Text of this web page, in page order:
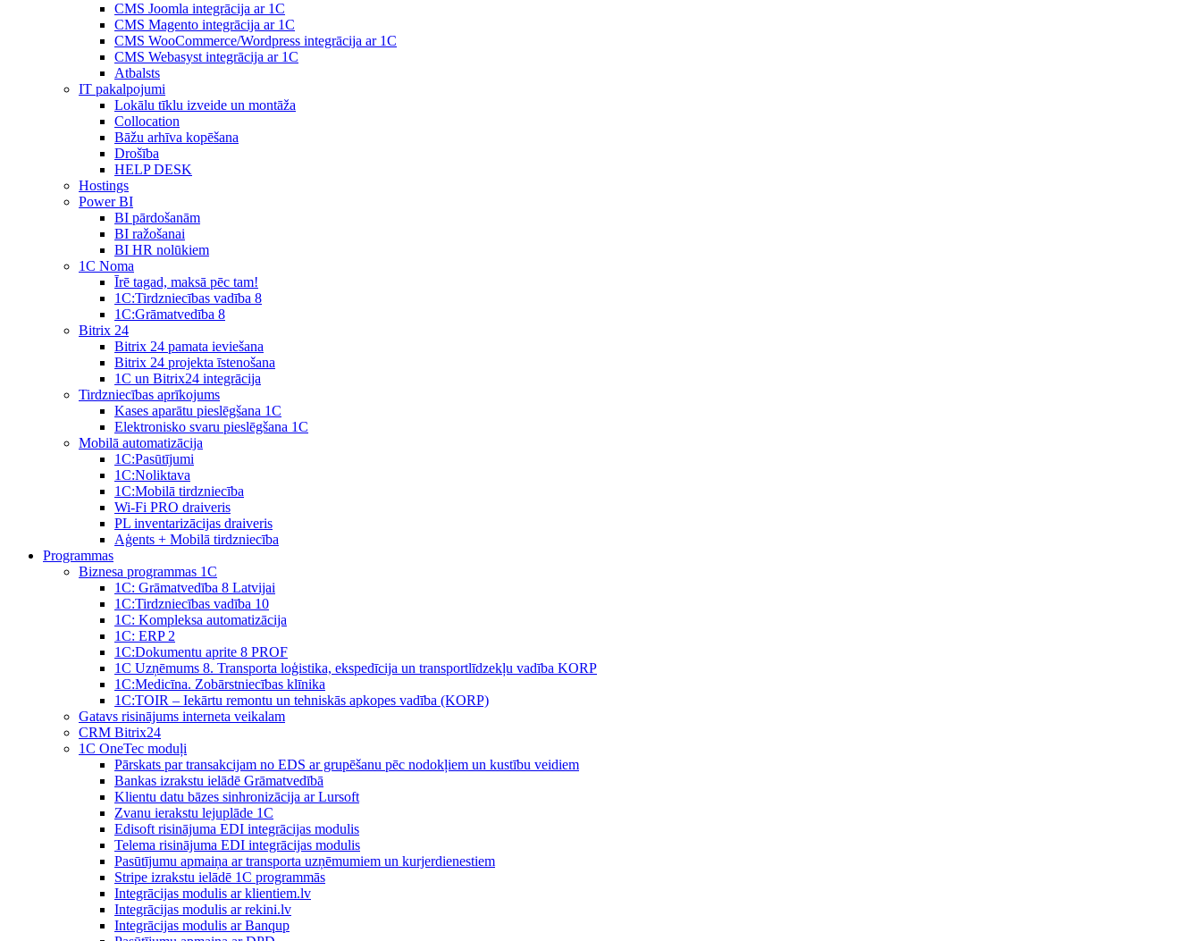
CMS Joomla integrācija ar 1C
CMS Magento integrācija ar 1C
CMS WooCommerce/Wordpress integrācija ar 1C
CMS Webasyst integrācija ar 1C
Atbalsts
IT pakalpojumi
Lokālu tīklu izveide un montāža
Collocation
Bāžu arhīva kopēšana
Drošība
HELP DESK
Hostings
Power BI
BI pārdošanām
BI ražošanai
BI HR nolūkiem
1C Noma
Īrē tagad, maksā pēc tam!
1С:Tirdzniecības vadība 8
1С:Grāmatvedība 8
Bitrix 24
Bitrix 24 pamata ieviešana
Bitrix 24 projekta īstenošana
1C un Bitrix24 integrācija
Tirdzniecības aprīkojums
Kases aparātu pieslēgšana 1C
Elektronisko svaru pieslēgšana 1C
Mobilā automatizācija
1С:Pasūtījumi
1С:Noliktava
1С:Mobilā tirdzniecība
Wi-Fi PRO draiveris
PL inventarizācijas draiveris
Aģents + Mobilā tirdzniecība
Programmas
Biznesa programmas 1C
1C: Grāmatvedība 8 Latvijai
1C:Tirdzniecības vadība 10
1С: Kompleksa automatizācija
1C: ERP 2
1С:Dokumentu aprite 8 PROF
1C Uzņēmums 8. Transporta loģistika, ekspedīcija un transportlīdzekļu vadība KORP
1C:Medicīna. Zobārstniecības klīnika
1C:TOIR – Iekārtu remontu un tehniskās apkopes vadība (KORP)
Gatavs risinājums interneta veikalam
CRM Bitrix24
1С OneTec moduļi
Pārskats par transakcijam no EDS ar grupēšanu pēc nodokļiem un kustību veidiem
Bankas izrakstu ielādē Grāmatvedībā
Klientu datu bāzes sinhronizācija ar Lursoft
Zvanu ierakstu lejuplāde 1C
Edisoft risinājuma EDI integrācijas modulis
Telema risinājuma EDI integrācijas modulis
Pasūtījumu apmaiņa ar transporta uzņēmumiem un kurjerdienestiem
Stripe izrakstu ielādē 1C programmās
Integrācijas modulis ar klientiem.lv
Integrācijas modulis ar rekini.lv
Integrācijas modulis ar Banqup